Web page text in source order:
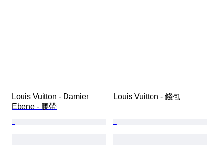
Louis Vuitton - Damier
Ebene - 腰帶
Louis Vuitton - 錢包